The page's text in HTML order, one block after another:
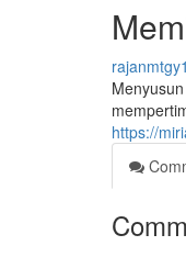
https://